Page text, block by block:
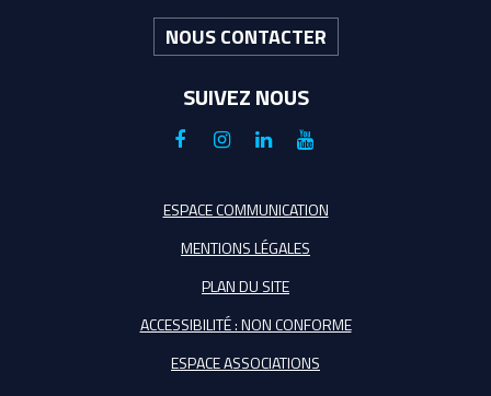
NOUS CONTACTER
SUIVEZ NOUS
Lien
le
Facebook
Lien
le
compte
Instagram
Lien
le
compte
Linkedin
Lien
la
Youtube
ESPACE COMMUNICATION
MENTIONS LÉGALES
PLAN DU SITE
ACCESSIBILITÉ : NON CONFORME
ESPACE ASSOCIATIONS